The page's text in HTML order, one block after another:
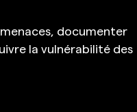
documenter
la vulnérabilité des